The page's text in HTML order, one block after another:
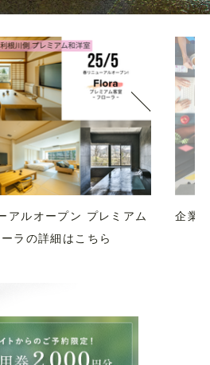
け ご予約検討の方はこち
ら
コ
72-3221